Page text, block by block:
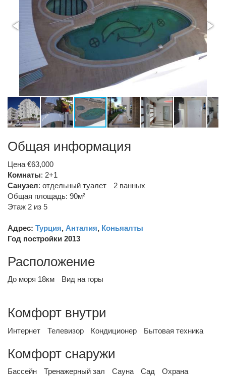
Общая информация
Цена €63,000
Комнаты: 2+1
Санузел: отдельный туалет
2 ванных
Общая площадь: 90м²
Этаж 2 из 5
Адрес: Турция, Анталия, Коньяалты
Год постройки 2013
Расположение
До моря 18км Вид на горы
Комфорт внутри
Интернет Телевизор Кондиционер Бытовая техника
Комфорт снаружи
Бассейн Тренажерный зал Сауна Сад
Охрана